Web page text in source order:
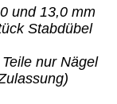
und 13,0 mm
Stabdübel
nur Nägel